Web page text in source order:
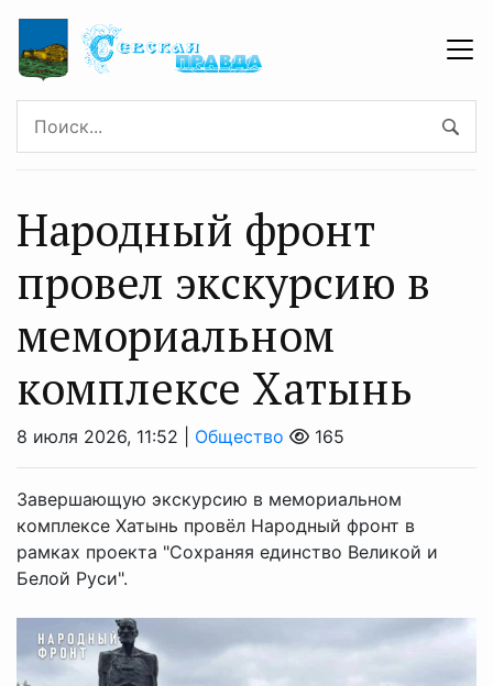
Народный фронт
провел экскурсию в
мемориальном
комплексе Хатынь
8 июля 2026, 11:52 | Общество 165
Завершающую экскурсию в мемориальном
комплексе Хатынь провёл Народный фронт в
рамках проекта "Сохраняя единство Великой и
Белой Руси".